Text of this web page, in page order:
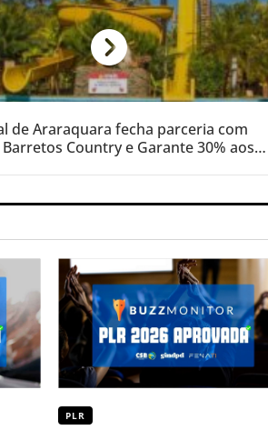
de Araraquara fecha parceria com
Country e Garante 30% aos
PLR